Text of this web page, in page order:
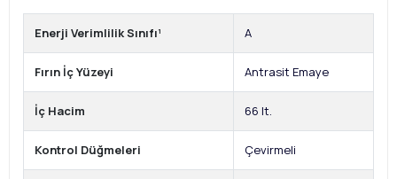
Enerji Verimlilik Sınıfı¹ A
Fırın İç Yüzeyi Antrasit Emaye
İç Hacim 66 lt.
Kontrol Düğmeleri Çevirmeli